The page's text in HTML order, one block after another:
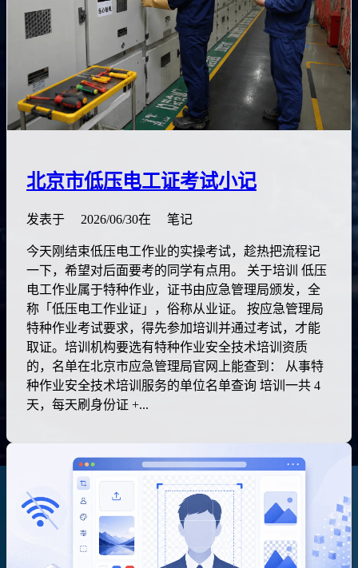
北京市低压电工证考试小记
发表于 2026/06/30在 笔记
今天刚结束低压电工作业的实操考试，趁热把流程记
一下，希望对后面要考的同学有点用。 关于培训 低压
电工作业属于特种作业，证书由应急管理局颁发，全
称「低压电工作业证」，俗称从业证。 按应急管理局
特种作业考试要求，得先参加培训并通过考试，才能
取证。培训机构要选有特种作业安全技术培训资质
的，名单在北京市应急管理局官网上能查到： 从事特
种作业安全技术培训服务的单位名单查询 培训一共 4
天，每天刷身份证 +...